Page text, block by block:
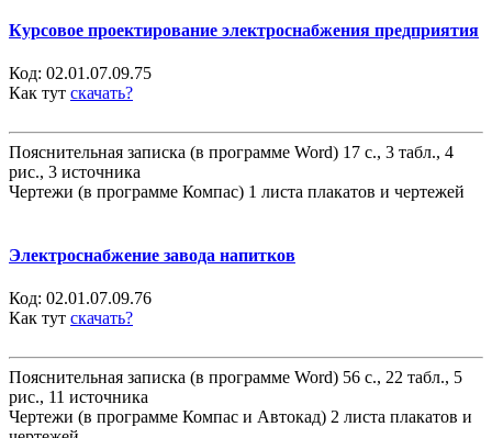
Курсовое проектирование электроснабжения предприятия
Код: 02.01.07.09.75
Как тут скачать?
Пояснительная записка (в программе Word) 17 с., 3 табл., 4
рис., 3 источника
Чертежи (в программе Компас) 1 листа плакатов и чертежей
Электроснабжение завода напитков
Код: 02.01.07.09.76
Как тут скачать?
Пояснительная записка (в программе Word) 56 с., 22 табл., 5
рис., 11 источника
Чертежи (в программе Компас и Автокад) 2 листа плакатов и